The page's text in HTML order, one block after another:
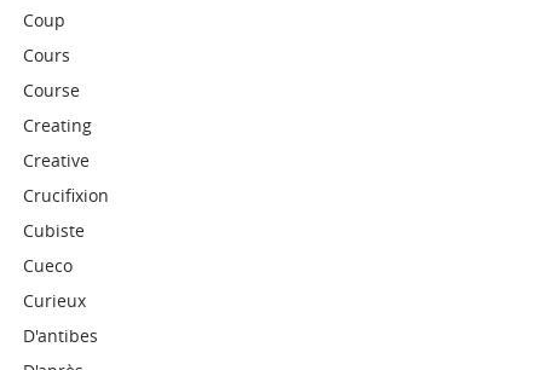
Coup
Cours
Course
Creating
Creative
Crucifixion
Cubiste
Cueco
Curieux
D'antibes